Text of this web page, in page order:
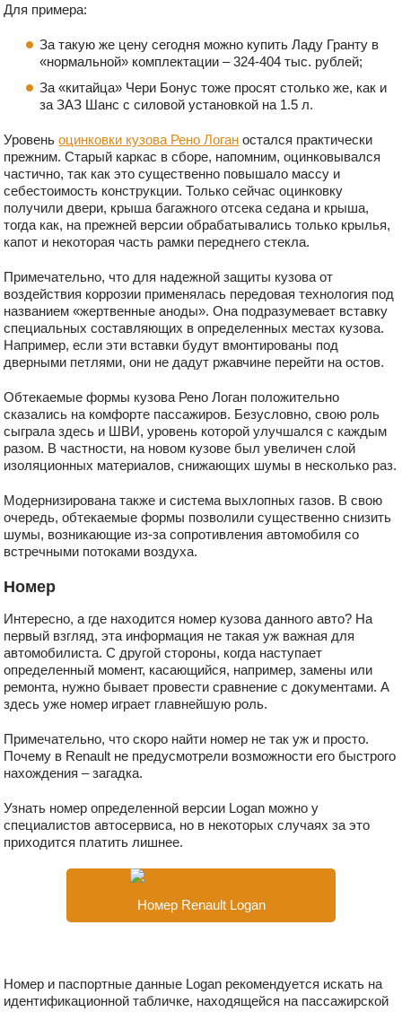
Для примера:
За такую же цену сегодня можно купить Ладу Гранту в
«нормальной» комплектации – 324-404 тыс. рублей;
За «китайца» Чери Бонус тоже просят столько же, как и
за ЗАЗ Шанс с силовой установкой на 1.5 л.
Уровеньоцинковки кузова Рено Логан остался практически
прежним. Старый каркас в сборе, напомним, оцинковывался
частично, так как это существенно повышало массу и
себестоимость конструкции. Только сейчас оцинковку
получили двери, крыша багажного отсека седана и крыша,
тогда как, на прежней версии обрабатывались только крылья,
капот и некоторая часть рамки переднего стекла.
Примечательно, что для надежной защиты кузова от
воздействия коррозии применялась передовая технология под
названием «жертвенные аноды». Она подразумевает вставку
специальных составляющих в определенных местах кузова.
Например, если эти вставки будут вмонтированы под
дверными петлями, они не дадут ржавчине перейти на остов.
Обтекаемые формы кузова Рено Логан положительно
сказались на комфорте пассажиров. Безусловно, свою роль
сыграла здесь и ШВИ, уровень которой улучшался с каждым
разом. В частности, на новом кузове был увеличен слой
изоляционных материалов, снижающих шумы в несколько раз.
Модернизирована также и система выхлопных газов. В свою
очередь, обтекаемые формы позволили существенно снизить
шумы, возникающие из-за сопротивления автомобиля со
встречными потоками воздуха.
Номер
Интересно, а где находится номер кузова данного авто? На
первый взгляд, эта информация не такая уж важная для
автомобилиста. С другой стороны, когда наступает
определенный момент, касающийся, например, замены или
ремонта, нужно бывает провести сравнение с документами. А
здесь уже номер играет главнейшую роль.
Примечательно, что скоро найти номер не так уж и просто.
Почему в Renault не предусмотрели возможности его быстрого
нахождения – загадка.
Узнать номер определенной версии Logan можно у
специалистов автосервиса, но в некоторых случаях за это
приходится платить лишнее.
Номер Renault Logan
Номер и паспортные данные Logan рекомендуется искать на
идентификационной табличке, находящейся на пассажирской